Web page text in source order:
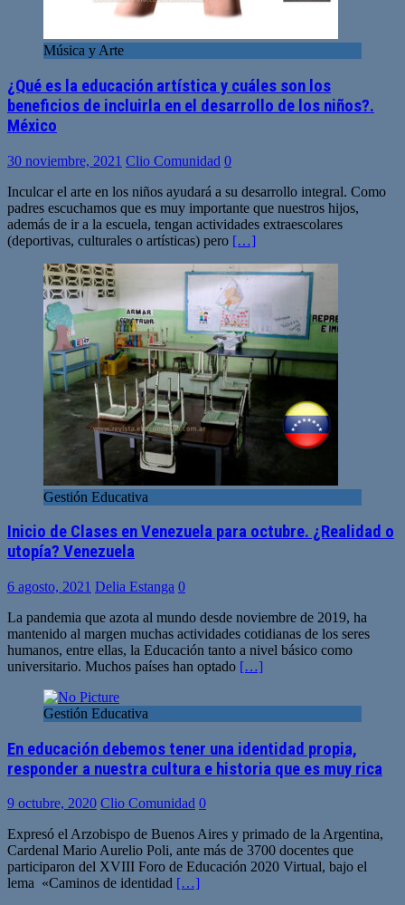
Música y Arte
¿Qué es la educación artística y cuáles son los
beneficios de incluirla en el desarrollo de los niños?.
México
30 noviembre, 2021 Clio Comunidad 0
Inculcar el arte en los niños ayudará a su desarrollo integral. Como
padres escuchamos que es muy importante que nuestros hijos,
además de ir a la escuela, tengan actividades extraescolares
(deportivas, culturales o artísticas) pero […]
Gestión Educativa
Inicio de Clases en Venezuela para octubre. ¿Realidad o
utopía? Venezuela
6 agosto, 2021 Delia Estanga 0
La pandemia que azota al mundo desde noviembre de 2019, ha
mantenido al margen muchas actividades cotidianas de los seres
humanos, entre ellas, la Educación tanto a nivel básico como
universitario. Muchos países han optado […]
Gestión Educativa
En educación debemos tener una identidad propia,
responder a nuestra cultura e historia que es muy rica
9 octubre, 2020 Clio Comunidad 0
Expresó el Arzobispo de Buenos Aires y primado de la Argentina,
Cardenal Mario Aurelio Poli, ante más de 3700 docentes que
participaron del XVIII Foro de Educación 2020 Virtual, bajo el
lema «Caminos de identidad […]